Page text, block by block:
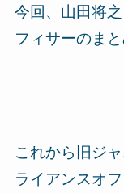
今回、山田将
フィサーのま
これから旧ジ
ライアンスオ